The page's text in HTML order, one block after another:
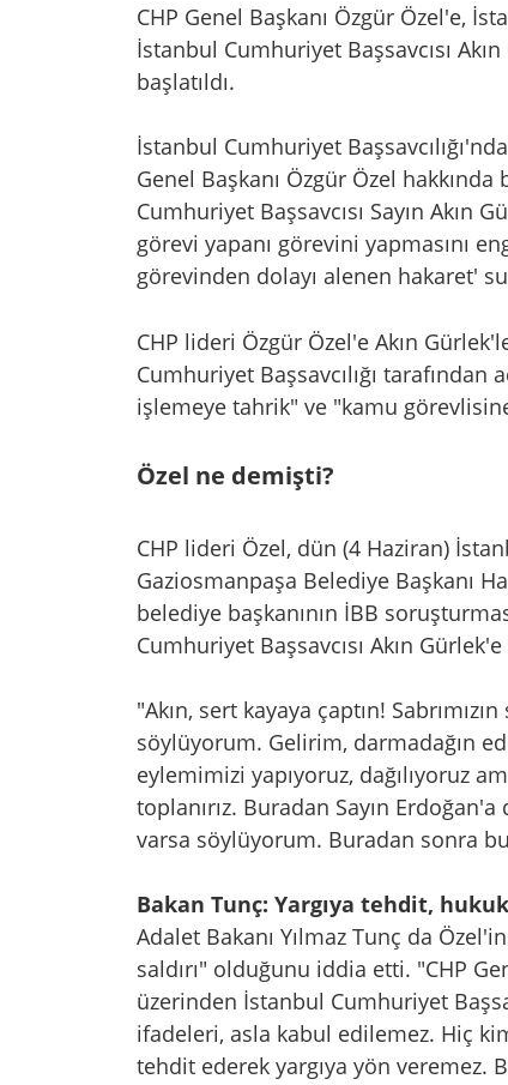
CHP Genel Başkanı Özgür Özel'e,
İstanbul Cumhuriyet Başsavcısı
başlatıldı.
İstanbul Cumhuriyet
Genel Başkanı Özgür Özel
Cumhuriyet Başsavcısı Sayın Akın
görevi yapanı görevini yapmasını
görevinden dolayı alenen hakaret'
CHP lideri Özgür Özel'e Akın
Cumhuriyet Başsavcılığı tarafından
işlemeye tahrik" ve "kamu
Özel ne demişti?
CHP lideri Özel, dün (4 Haziran)
Gaziosmanpaşa Belediye Başkanı
belediye başkanının İBB
Cumhuriyet Başsavcısı Akın
"Akın, sert kayaya çaptın!
söylüyorum. Gelirim, darmadağın
eylemimizi yapıyoruz, dağılıyoruz
toplanırız. Buradan Sayın
varsa söylüyorum. Buradan sonra
Bakan Tunç: Yargıya tehdit,
Adalet Bakanı Yılmaz Tunç da
saldırı" olduğunu iddia etti. "CHP
üzerinden İstanbul Cumhuriyet
ifadeleri, asla kabul edilemez. Hiç
tehdit ederek yargıya yön veremez.